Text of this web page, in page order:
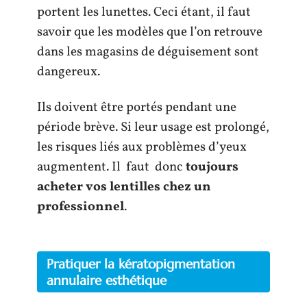
portent les lunettes. Ceci étant, il faut
savoir que les modèles que l’on retrouve
dans les magasins de déguisement sont
dangereux.
Ils doivent être portés pendant une
période brève. Si leur usage est prolongé,
les risques liés aux problèmes d’yeux
augmentent. Il faut donctoujours
acheter vos lentilles chez un
professionnel.
Pratiquer la kératopigmentation
annulaire esthétique